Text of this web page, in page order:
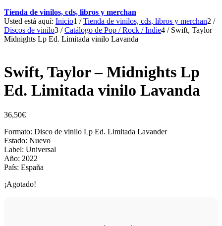
Tienda de vinilos, cds, libros y merchan
Usted está aquí: Inicio1 / Tienda de vinilos, cds, libros y merchan2 /
Discos de vinilo3 / Catálogo de Pop / Rock / Indie4 / Swift, Taylor –
Midnights Lp Ed. Limitada vinilo Lavanda
Swift, Taylor – Midnights Lp
Ed. Limitada vinilo Lavanda
36,50€
Formato: Disco de vinilo Lp Ed. Limitada Lavander
Estado: Nuevo
Label: Universal
Año: 2022
País: España
¡Agotado!